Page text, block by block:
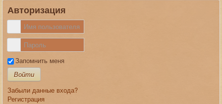
Авторизация
Запомнить меня
Войти
Забыли данные входа?
Регистрация